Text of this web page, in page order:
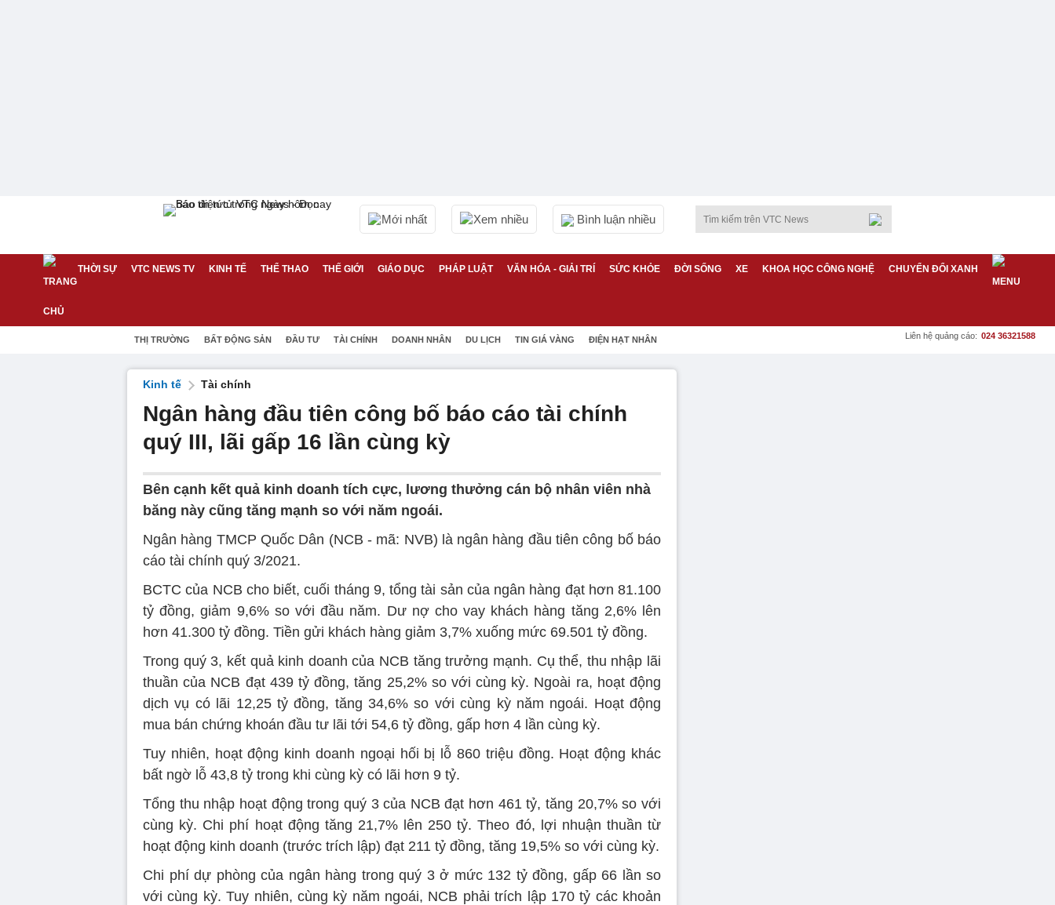
Mới nhất Xem nhiều Bình luận nhiều
THỜI SỰ VTC NEWS TV KINH TẾ THỂ THAO THẾ GIỚI GIÁO DỤC PHÁP LUẬT VĂN HÓA - GIẢI TRÍ SỨC KHỎE ĐỜI SỐNG XE KHOA HỌC CÔNG NGHỆ CHUYỂN ĐỔI XANH
THỊ TRƯỜNG BẤT ĐỘNG SẢN ĐẦU TƯ TÀI CHÍNH DOANH NHÂN DU LỊCH TIN GIÁ VÀNG ĐIỆN HẠT NHÂN Liên hệ quảng cáo: 024 36321588
Kinh tế Tài chính
Ngân hàng đầu tiên công bố báo cáo tài chính
quý III, lãi gấp 16 lần cùng kỳ
Bên cạnh kết quả kinh doanh tích cực, lương thưởng cán bộ nhân viên nhà
băng này cũng tăng mạnh so với năm ngoái.
Ngân hàng TMCP Quốc Dân (NCB - mã: NVB) là ngân hàng đầu tiên công bố báo
cáo tài chính quý 3/2021.
BCTC của NCB cho biết, cuối tháng 9, tổng tài sản của ngân hàng đạt hơn 81.100
tỷ đồng, giảm 9,6% so với đầu năm. Dư nợ cho vay khách hàng tăng 2,6% lên
hơn 41.300 tỷ đồng. Tiền gửi khách hàng giảm 3,7% xuống mức 69.501 tỷ đồng.
Trong quý 3, kết quả kinh doanh của NCB tăng trưởng mạnh. Cụ thể, thu nhập lãi
thuần của NCB đạt 439 tỷ đồng, tăng 25,2% so với cùng kỳ. Ngoài ra, hoạt động
dịch vụ có lãi 12,25 tỷ đồng, tăng 34,6% so với cùng kỳ năm ngoái. Hoạt động
mua bán chứng khoán đầu tư lãi tới 54,6 tỷ đồng, gấp hơn 4 lần cùng kỳ.
Tuy nhiên, hoạt động kinh doanh ngoại hối bị lỗ 860 triệu đồng. Hoạt động khác
bất ngờ lỗ 43,8 tỷ trong khi cùng kỳ có lãi hơn 9 tỷ.
Tổng thu nhập hoạt động trong quý 3 của NCB đạt hơn 461 tỷ, tăng 20,7% so với
cùng kỳ. Chi phí hoạt động tăng 21,7% lên 250 tỷ. Theo đó, lợi nhuận thuần từ
hoạt động kinh doanh (trước trích lập) đạt 211 tỷ đồng, tăng 19,5% so với cùng kỳ.
Chi phí dự phòng của ngân hàng trong quý 3 ở mức 132 tỷ đồng, gấp 66 lần so
với cùng kỳ. Tuy nhiên, cùng kỳ năm ngoái, NCB phải trích lập 170 tỷ các khoản